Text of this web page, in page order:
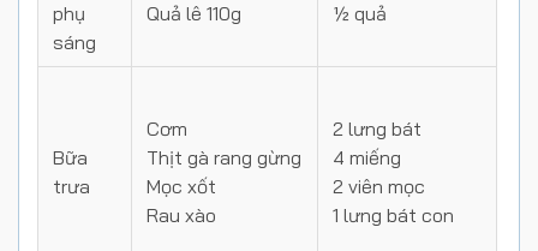
phụ
sáng
Quả lê 110g ½ quả
Bữa
trưa
Cơm
Thịt gà rang gừng
Mọc xốt
Rau xào
2 lưng bát
4 miếng
2 viên mọc
1 lưng bát con